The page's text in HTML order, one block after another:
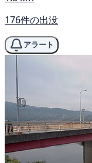
176件の出没
アラート